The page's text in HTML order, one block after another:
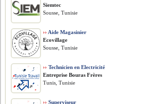
Siemtec
Sousse, Tunisie
›› Aide Magasinier
Ecovillage
Sousse, Tunisie
›› Technicien en Electricité
Entreprise Bouras Frères
Tunis, Tunisie
›› Superviseur